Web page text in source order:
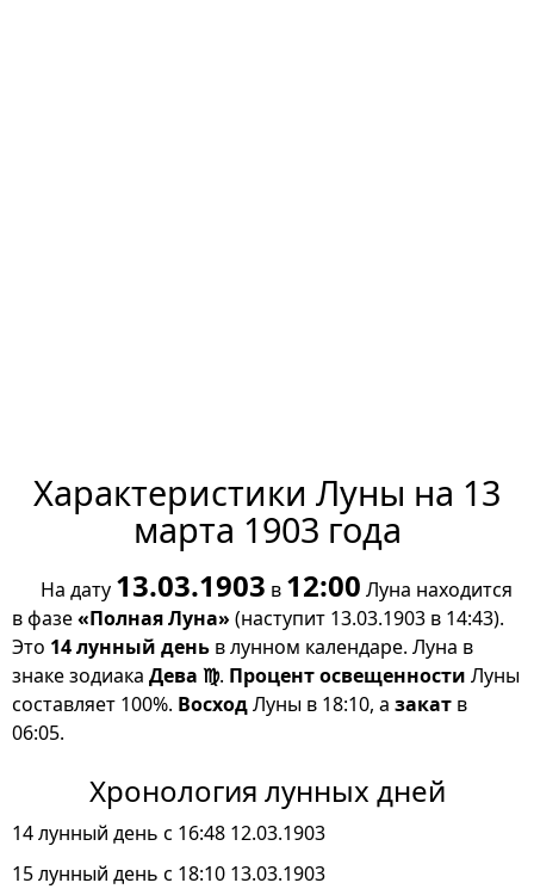
Характеристики Луны на 13
марта 1903 года
На дату 13.03.1903 в 12:00 Луна находится
в фазе«Полная Луна»(наступит 13.03.1903 в 14:43).
Это 14 лунный день в лунном календаре. Луна в
знаке зодиака Дева ♍. Процент освещенности Луны
составляет 100%. ВосходЛуны в 18:10, а закат в
06:05.
Хронология лунных дней
14 лунный день с 16:48 12.03.1903
15 лунный день с 18:10 13.03.1903